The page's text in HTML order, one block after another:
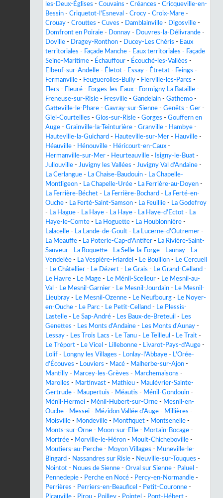
les-Deux-Églises - Couvains - Créances - Cricqueville-en-
Bessin - Criquetot-l'Esneval - Crocy - Croix-Mare -
Crouay - Crouttes - Cuves - Damblainville - Digosville -
Domfront en Poiraie - Donnay - Douvres-la-Délivrande -
Doville - Dragey-Ronthon - Ducey-Les Chéris - Eaux
territoriales - Façade Manche - Eaux territoriales - Façade
Seine-Maritime - Échauffour - Écouché-les-Vallées -
Elbeuf-sur-Andelle - Életot - Essay - Étretat - Feings -
Fermanville - Feuguerolles-Bully - Fierville-les-Parcs -
Flers - Fleuré - Forges-les-Eaux - Formigny La Bataille -
Freneuse-sur-Risle - Fresville - Gandelain - Gathemo -
Gatteville-le-Phare - Gavray-sur-Sienne - Genêts - Ger -
Giel-Courteilles - Glos-sur-Risle - Gorges - Gouffern en
Auge - Grainville-la-Teinturière - Granville - Hambye -
Hauteville-la-Guichard - Hauteville-sur-Mer - Hauville -
Héauville - Hénouville - Héricourt-en-Caux -
Hermanville-sur-Mer - Heurteauville - Isigny-le-Buat -
Jullouville - Juvigny les Vallées - Juvigny Val d'Andaine -
La Cerlangue - La Chaise-Baudouin - La Chapelle-
Montligeon - La Chapelle-Urée - La Ferrière-au-Doyen -
La Ferrière-Béchet - La Ferrière-Bochard - La Ferté-en-
Ouche - La Ferté-Saint-Samson - La Feuillie - La Godefroy
- La Hague - La Haye - La Haye - La Haye-d'Ectot - La
Haye-le-Comte - La Hoguette - La Houblonnière -
Lalacelle - La Lande-de-Goult - La Lucerne-d'Outremer -
La Meauffe - La Poterie-Cap-d'Antifer - La Rivière-Saint-
Sauveur - La Roquette - La Selle-la-Forge - Launay - La
Vendelée - La Vespière-Friardel - Le Bouillon - Le Cercueil
- Le Châtellier - Le Dézert - Le Grais - Le Grand-Celland -
Le Havre - Le Mage - Le Ménil-Scelleur - Le Mesnil-au-
Val - Le Mesnil-Garnier - Le Mesnil-Jourdain - Le Mesnil-
Lieubray - Le Mesnil-Ozenne - Le Neufbourg - Le Noyer-
en-Ouche - Le Parc - Le Petit-Celland - Le Plessis-
Lastelle - Le Sap-André - Les Baux-de-Breteuil - Les
Genettes - Les Monts d'Andaine - Les Monts d'Aunay -
Lessay - Les Trois Lacs - Le Tanu - Le Teilleul - Le Trait -
Le Tréport - Le Vicel - Lillebonne - Livarot-Pays-d'Auge -
Lolif - Longny les Villages - Lonlay-l'Abbaye - L'Orée-
d'Écouves - Louviers - Macé - Malherbe-sur-Ajon -
Mantilly - Marcey-les-Grèves - Marchemaisons -
Marolles - Martinvast - Mathieu - Maulévrier-Sainte-
Gertrude - Maupertuis - Méautis - Ménil-Gondouin -
Ménil-Hermei - Ménil-Hubert-sur-Orne - Mesnil-en-
Ouche - Messei - Mézidon Vallée d'Auge - Millières -
Moisville - Mondeville - Montfiquet - Montsenelle -
Monts-sur-Orne - Moon-sur-Elle - Mortain-Bocage -
Mortrée - Morville-le-Héron - Moult-Chicheboville -
Moutiers-au-Perche - Moyon Villages - Muneville-le-
Bingard - Nassandres sur Risle - Neuville-sur-Touques -
Nointot - Noues de Sienne - Orval sur Sienne - Paluel -
Pennedepie - Perche en Nocé - Percy-en-Normandie -
Perrières - Perriers-en-Beauficel - Petit-Couronne -
Picauville - Pirou - Poilley - Pointel - Pont-Hébert -